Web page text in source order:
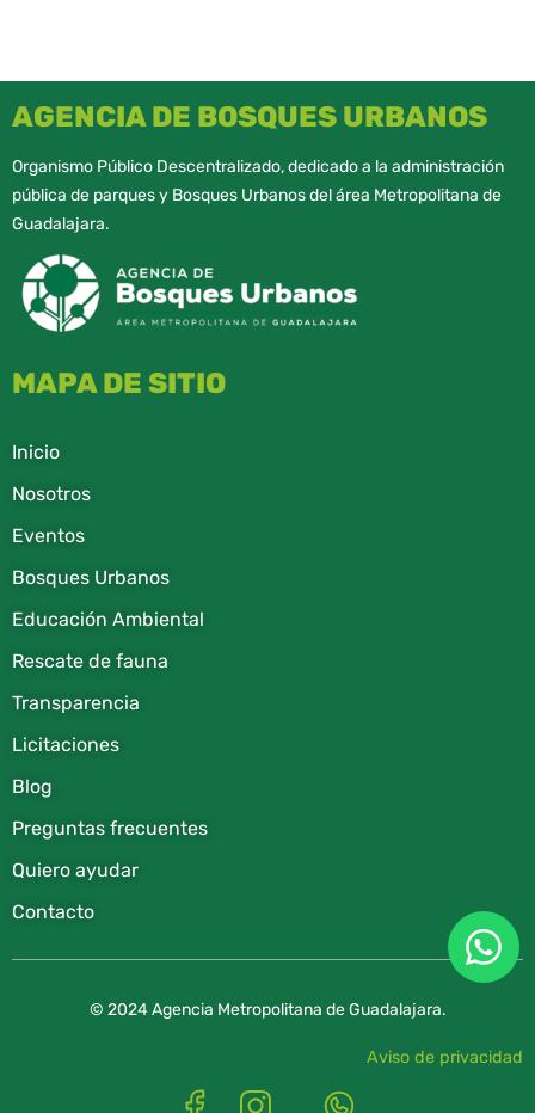
AGENCIA DE BOSQUES URBANOS
Organismo Público Descentralizado, dedicado a la administración
pública de parques y Bosques Urbanos del área Metropolitana de
Guadalajara.
MAPA DE SITIO
Inicio
Nosotros
Eventos
Bosques Urbanos
Educación Ambiental
Rescate de fauna​
Transparencia
Licitaciones
Blog
Preguntas frecuentes
Quiero ayudar
Contacto
© 2024 Agencia Metropolitana de Guadalajara.
Aviso de privacidad